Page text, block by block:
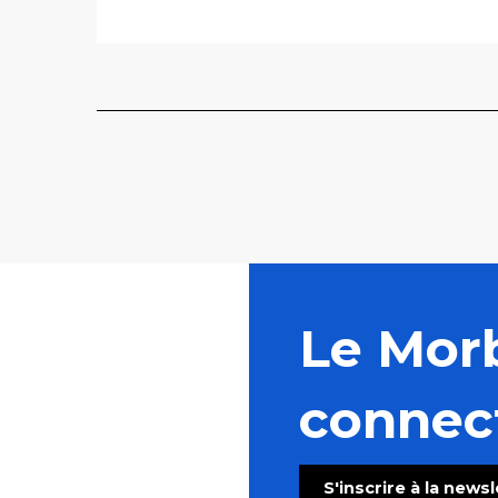
Le
S'inscrire à la